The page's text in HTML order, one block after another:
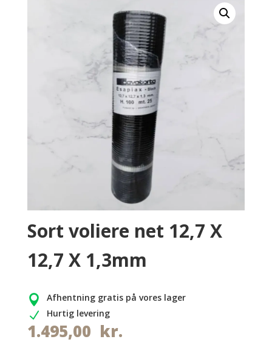
Sort voliere net 12,7 X
12,7 X 1,3mm
 Afhentning gratis på vores lager
N Hurtig levering
1.495,00 kr.